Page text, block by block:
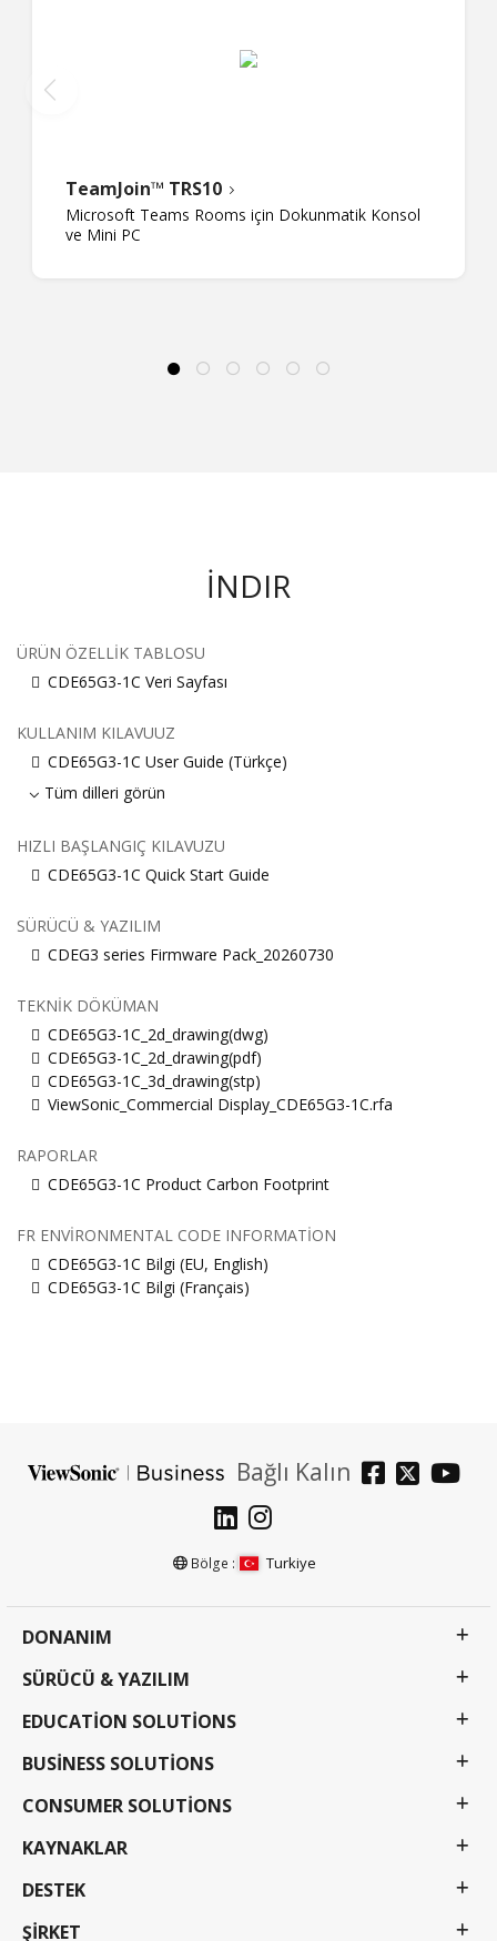
TeamJoin™ TRS10
Microsoft Teams Rooms için Dokunmatik Konsol
ve Mini PC
İNDIR
ÜRÜN ÖZELLIK TABLOSU
CDE65G3-1C Veri Sayfası
KULLANIM KILAVUUZ
CDE65G3-1C User Guide (Türkçe)
Tüm dilleri görün
HIZLI BAŞLANGIÇ KILAVUZU
CDE65G3-1C Quick Start Guide
SÜRÜCÜ & YAZILIM
CDEG3 series Firmware Pack_20260730
TEKNIK DÖKÜMAN
CDE65G3-1C_2d_drawing(dwg)
CDE65G3-1C_2d_drawing(pdf)
CDE65G3-1C_3d_drawing(stp)
ViewSonic_Commercial Display_CDE65G3-1C.rfa
RAPORLAR
CDE65G3-1C Product Carbon Footprint
FR ENVIRONMENTAL CODE INFORMATION
CDE65G3-1C Bilgi (EU, English)
CDE65G3-1C Bilgi (Français)
Bağlı Kalın
Bölge : Turkiye
DONANIM
SÜRÜCÜ & YAZILIM
EDUCATION SOLUTIONS
BUSINESS SOLUTIONS
CONSUMER SOLUTIONS
KAYNAKLAR
DESTEK
ŞIRKET